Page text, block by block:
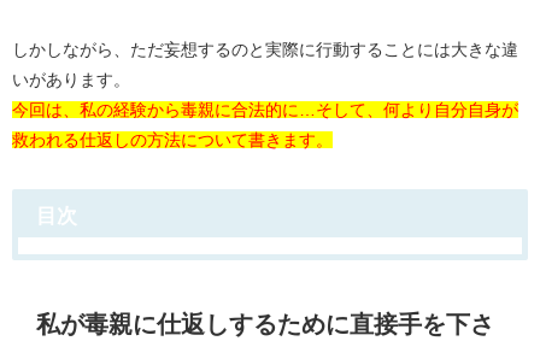
しかしながら、ただ妄想するのと実際に行動することには大きな違
いがあります。
今回は、私の経験から毒親に合法的に…そして、何より自分自身が
救われる仕返しの方法について書きます。
目次
私が毒親に仕返しするために直接手を下さ